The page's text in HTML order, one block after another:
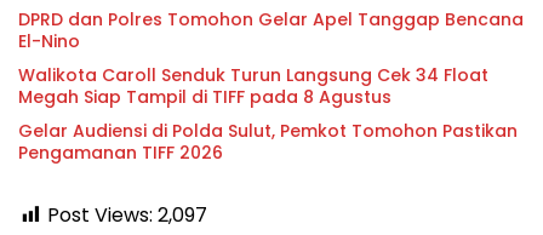
DPRD dan Polres Tomohon Gelar Apel Tanggap Bencana
El-Nino
Walikota Caroll Senduk Turun Langsung Cek 34 Float
Megah Siap Tampil di TIFF pada 8 Agustus
Gelar Audiensi di Polda Sulut, Pemkot Tomohon Pastikan
Pengamanan TIFF 2026
Post Views: 2,097